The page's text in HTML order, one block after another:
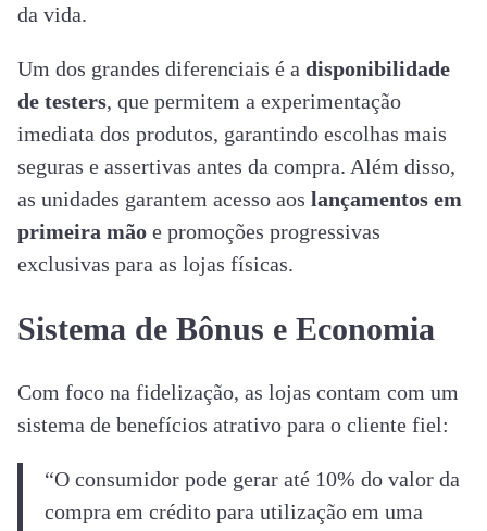
da vida.
Um dos grandes diferenciais é a disponibilidade
de testers, que permitem a experimentação
imediata dos produtos, garantindo escolhas mais
seguras e assertivas antes da compra. Além disso,
as unidades garantem acesso aos lançamentos em
primeira mão e promoções progressivas
exclusivas para as lojas físicas.
Sistema de Bônus e Economia
Com foco na fidelização, as lojas contam com um
sistema de benefícios atrativo para o cliente fiel:
“O consumidor pode gerar até 10% do valor da
compra em crédito para utilização em uma